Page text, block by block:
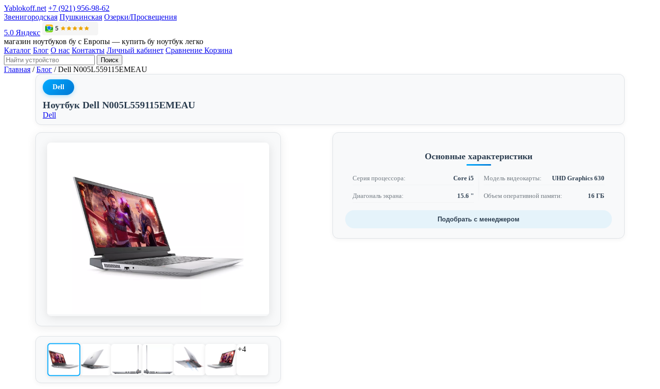
Yablokoff.net +7 (921) 956-98-62
Звенигородская Пушкинская Озерки/Просвещения
5.0 Яндекс
магазин ноутбуков бу с Европы — купить бу ноутбук легко
Каталог Блог О нас Контакты Личный кабинет Сравнение Корзина
Поиск
Главная / Блог / Dell N005L559115EMEAU
Dell
Ноутбук Dell N005L559115EMEAU
Dell
+4
Основные характеристики
Серия процессора: Core i5 Модель видеокарты: UHD Graphics 630
Диагональ экрана: 15.6 " Объем оперативной памяти: 16 ГБ
Подобрать с менеджером